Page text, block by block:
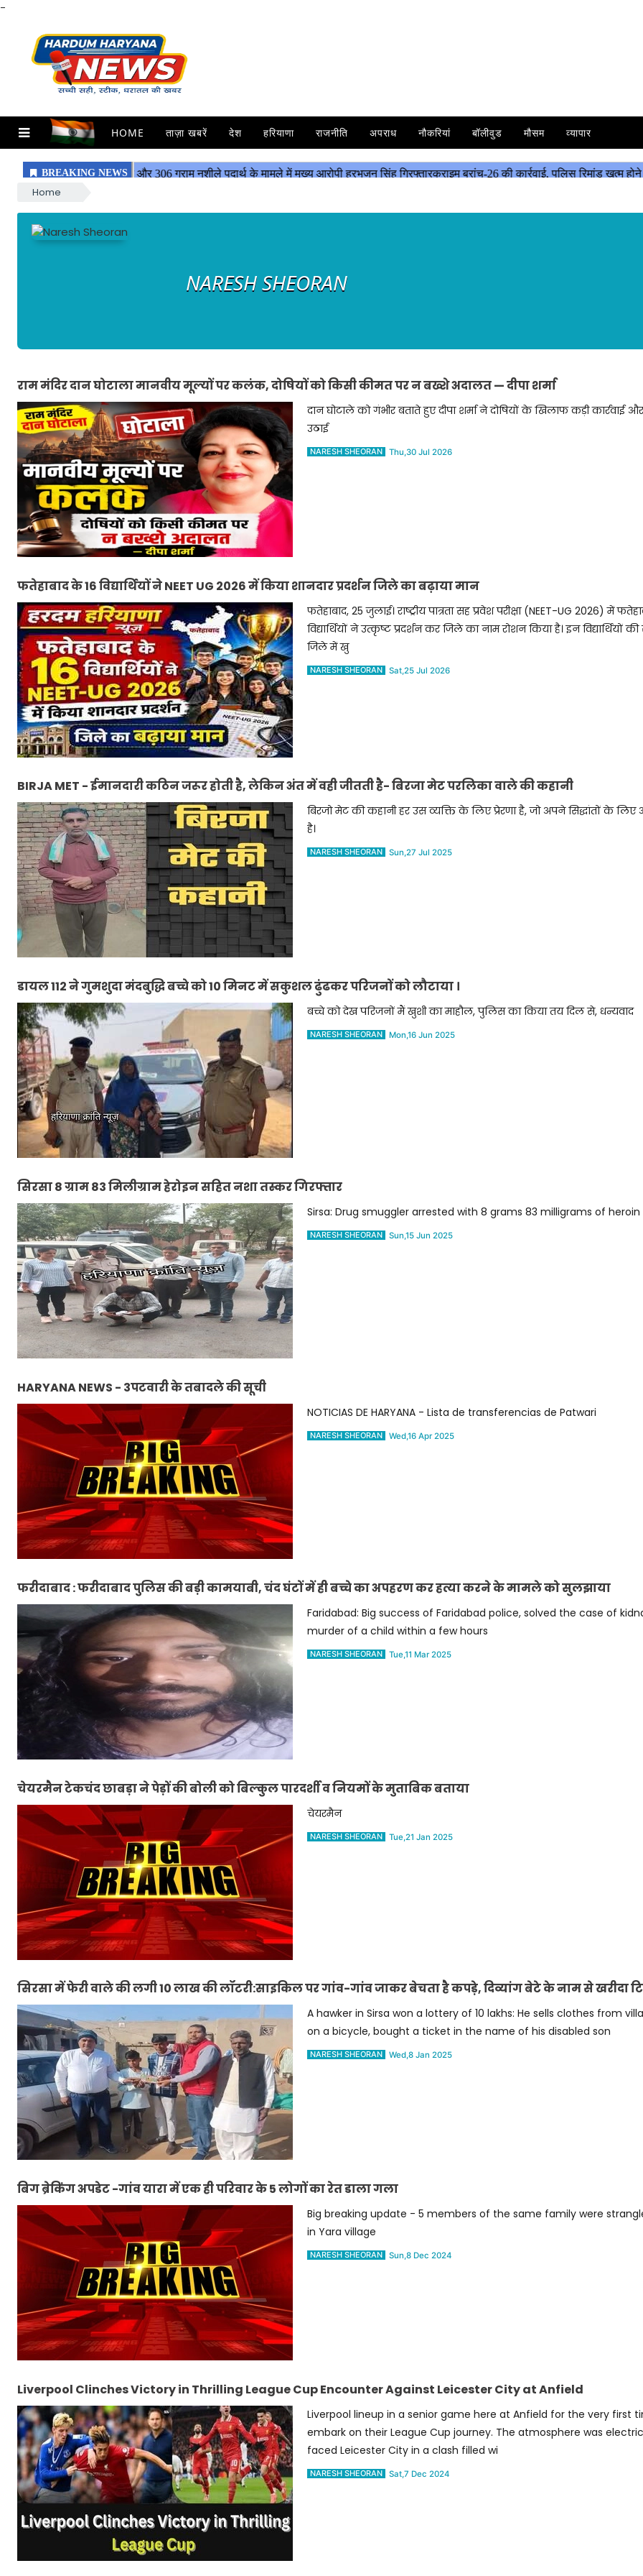
-
HOME ताज़ा खबरें देश हरियाणा राजनीति अपराध नौकरियां बॉलीवुड मौसम व्यापार
Home
NARESH SHEORAN
राम मंदिर दान घोटाला मानवीय मूल्यों पर कलंक, दोषियों को किसी कीमत पर न बख्शे अदालत — दीपा शर्मा
दान घोटाले को गंभीर बताते हुए दीपा शर्मा ने दोषियों के खिलाफ कड़ी कार्रवाई
उठाई
NARESH SHEORAN Thu,30 Jul 2026
फतेहाबाद के 16 विद्यार्थियों ने NEET UG 2026 में किया शानदार प्रदर्शन जिले का बढ़ाया मान
फतेहाबाद, 25 जुलाई। राष्ट्रीय पात्रता सह प्रवेश परीक्षा (NEET-UG 2026) में
विद्यार्थियों ने उत्कृष्ट प्रदर्शन कर जिले का नाम रोशन किया है। इन विद्यार्थियों
जिले में खु
NARESH SHEORAN Sat,25 Jul 2026
BIRJA MET - ईमानदारी कठिन जरूर होती है, लेकिन अंत में वही जीतती है- बिरजा मेट परलिका वाले की कहानी
बिरजो मेट की कहानी हर उस व्यक्ति के लिए प्रेरणा है, जो अपने सिद्धांतों के
है।
NARESH SHEORAN Sun,27 Jul 2025
डायल 112 ने गुमशुदा मंदबुद्धि बच्चे को 10 मिनट में सकुशल ढुंढकर परिजनों को लौटाया ।
बच्चे को देख परिजनों मैं खुशी का माहौल, पुलिस का किया तय दिल से, धन्यवाद
NARESH SHEORAN Mon,16 Jun 2025
सिरसा 8 ग्राम 83 मिलीग्राम हेरोइन सहित नशा तस्कर गिरफ्तार
Sirsa: Drug smuggler arrested with 8 grams 83 milligrams of heroin
NARESH SHEORAN Sun,15 Jun 2025
HARYANA NEWS - 3पटवारी के तबादले की सूची
NOTICIAS DE HARYANA - Lista de transferencias de Patwari
NARESH SHEORAN Wed,16 Apr 2025
फरीदाबाद : फरीदाबाद पुलिस की बड़ी कामयाबी, चंद घंटों में ही बच्चे का अपहरण कर हत्या करने के मामले को सुलझाया
Faridabad: Big success of Faridabad police, solved the case of
murder of a child within a few hours
NARESH SHEORAN Tue,11 Mar 2025
चेयरमैन टेकचंद छाबड़ा ने पेड़ों की बोली को बिल्कुल पारदर्शी व नियमों के मुताबिक बताया
चेयरमैन
NARESH SHEORAN Tue,21 Jan 2025
सिरसा में फेरी वाले की लगी 10 लाख की लॉटरी:साइकिल पर गांव-गांव जाकर बेचता है कपड़े, दिव्यांग बेटे के नाम से खरीदा
A hawker in Sirsa won a lottery of 10 lakhs: He sells clothes from
on a bicycle, bought a ticket in the name of his disabled son
NARESH SHEORAN Wed,8 Jan 2025
बिग ब्रेकिंग अपडेट -गांव यारा में एक ही परिवार के 5 लोगों का रेत डाला गला
Big breaking update - 5 members of the same family were
in Yara village
NARESH SHEORAN Sun,8 Dec 2024
Liverpool Clinches Victory in Thrilling League Cup Encounter Against Leicester City at Anfield
Liverpool lineup in a senior game here at Anfield for the very first
embark on their League Cup journey. The atmosphere was
faced Leicester City in a clash filled wi
NARESH SHEORAN Sat,7 Dec 2024